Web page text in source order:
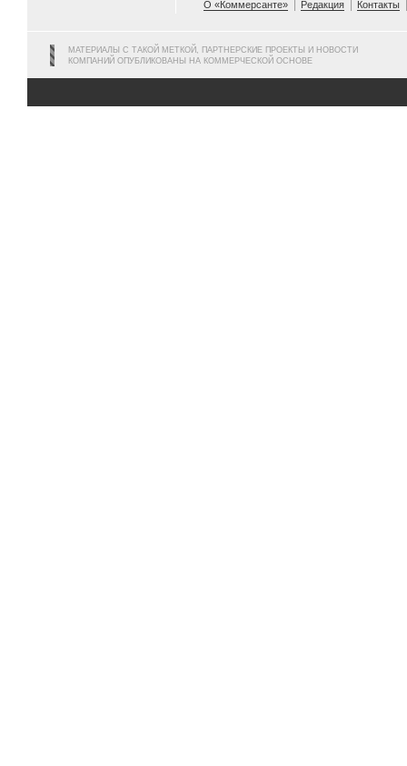
О «Коммерсанте»
Редакция Контакты
МАТЕРИАЛЫ С ТАКОЙ МЕТКОЙ, ПАРТНЕРСКИЕ ПРОЕКТЫ И НОВОСТИ
КОМПАНИЙ ОПУБЛИКОВАНЫ НА КОММЕРЧЕСКОЙ ОСНОВЕ